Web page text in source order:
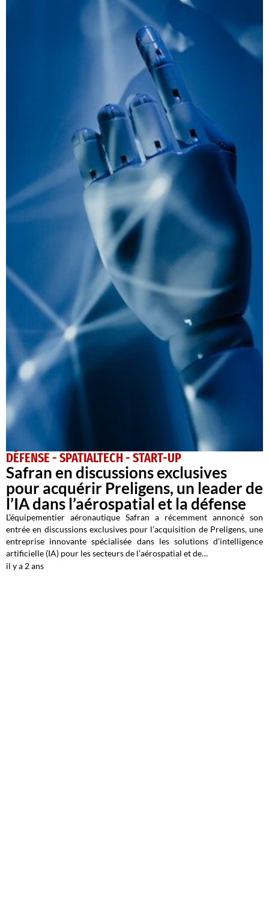
DÉFENSE - SPATIALTECH - START-UP
Safran en discussions exclusives
pour acquérir Preligens, un leader de
l’IA dans l’aérospatial et la défense
L’équipementier aéronautique Safran a récemment annoncé son
entrée en discussions exclusives pour l’acquisition de Preligens, une
entreprise innovante spécialisée dans les solutions d’intelligence
artificielle (IA) pour les secteurs de l’aérospatial et de…
il y a 2 ans